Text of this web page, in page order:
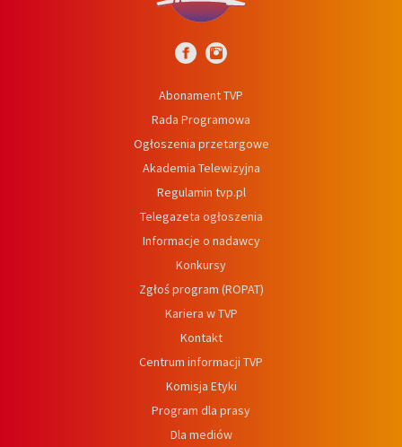
Abonament TVP
Rada Programowa
Ogłoszenia przetargowe
Akademia Telewizyjna
Regulamin tvp.pl
Telegazeta ogłoszenia
Informacje o nadawcy
Konkursy
Zgłoś program (ROPAT)
Kariera w TVP
Kontakt
Centrum informacji TVP
Komisja Etyki
Program dla prasy
Dla mediów